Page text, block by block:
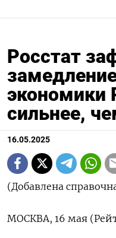
Росстат
экономики
сильнее,
16.05.2025
(Добавлена
МОСКВА, 16 мая